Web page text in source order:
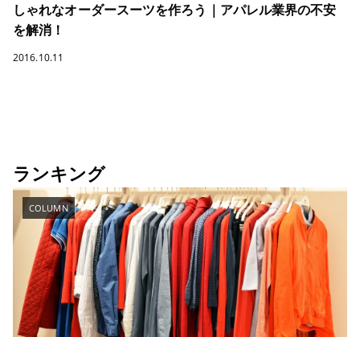
しゃれなオーダースーツを作ろう｜アパレル業界の不安
を解消！
2016.10.11
ランキング
COLUMN